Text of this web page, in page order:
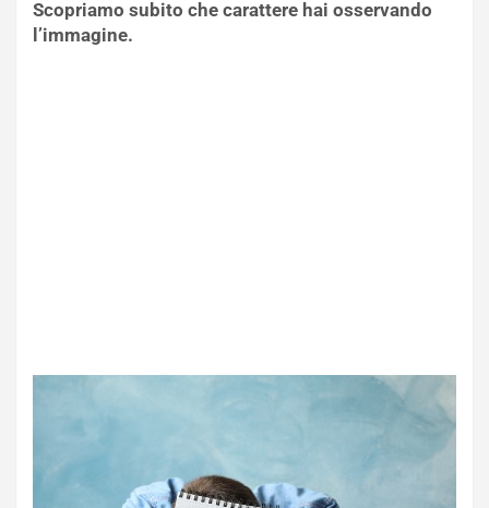
Scopriamo subito che carattere hai osservando
l’immagine.